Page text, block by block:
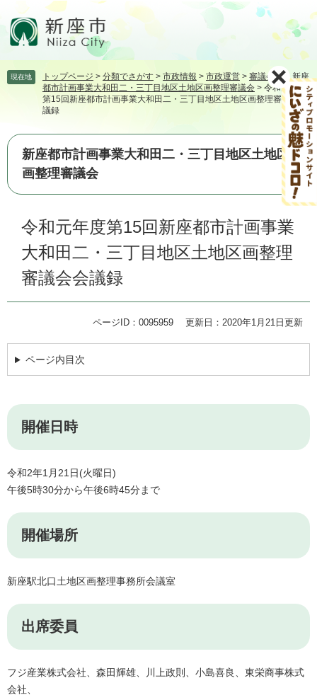
頭飛
本
現在地 トップページ > 分類でさがす > 市政情報 > 市政運営 > 審議会等>新座
都市計画事業大和田二・三丁目地区土地区画整理審議会 > 令和元年度
第15回新座都市計画事業大和田二・三丁目地区土地区画整理審議会会
議録
新座都市計画事業大和田二・三丁目地区土地区
画整理審議会
令和元年度第15回新座都市計画事業
大和田二・三丁目地区土地区画整理
審議会会議録
ページID：0095959 更新日：2020年1月21日更新
ページ内目次
開催日時
令和2年1月21日(火曜日)
午後5時30分から午後6時45分まで
開催場所
新座駅北口土地区画整理事務所会議室
出席委員
フジ産業株式会社、森田輝雄、川上政則、小島喜良、東栄商事株式
会社、